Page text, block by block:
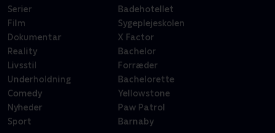
Serier
Film
Dokumentar
Reality
Livsstil
Underholdning
Comedy
Nyheder
Sport
Badehotellet
Sygeplejeskolen
X Factor
Bachelor
Forræder
Bachelorette
Yellowstone
Paw Patrol
Barnaby